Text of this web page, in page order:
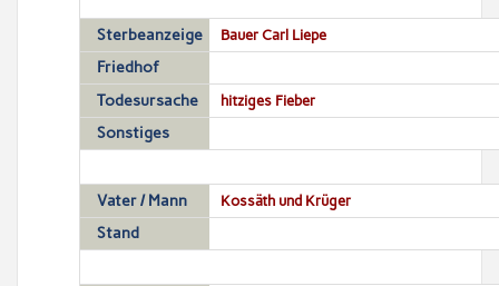
Sterbeanzeige Bauer Carl Liepe
Friedhof
Todesursache
hitziges Fieber
Sonstiges
Vater / Mann Kossäth und Krüger
Stand